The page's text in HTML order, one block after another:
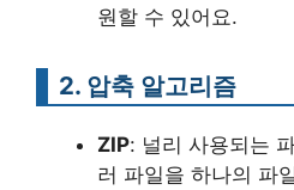
원할 수 있어요.
2. 압축 알고리즘
ZIP: 널리 사용되는
러 파일을 하나의 파